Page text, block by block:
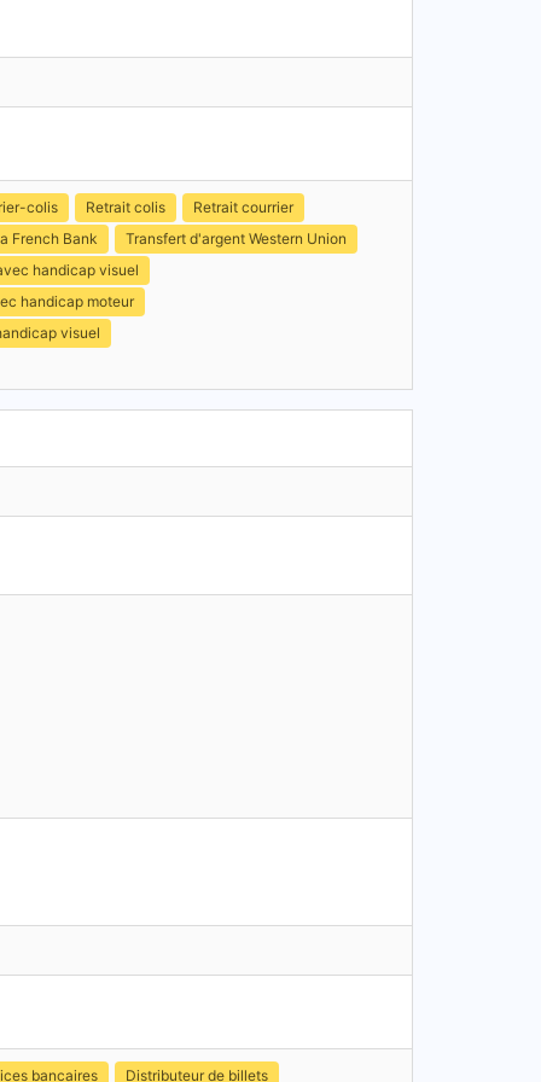
colis Retrait colis
Retrait courrier
French Bank
Transfert d'argent Western Union
handicap visuel
handicap moteur
visuel
bancaires Distributeur de billets